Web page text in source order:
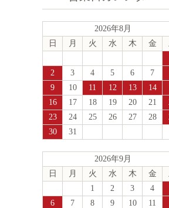
2026年8月
日
月 火 水 木 金
2
3 4 5 6 7
9
10 11 12 13 14
16
17 18 19 20 21
23
24 25 26 27 28
30
31
2026年9月
日
月 火 水 木 金
1
2 3 4
6
7 8 9 10 11